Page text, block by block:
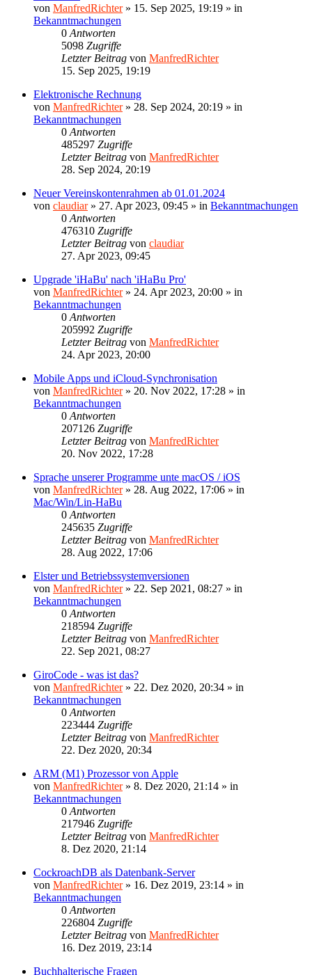
von ManfredRichter» 15. Sep 2025, 19:19 » in
Bekanntmachungen
0 Antworten
5098 Zugriffe
Letzter Beitrag von ManfredRichter
15. Sep 2025, 19:19
Elektronische Rechnung
von ManfredRichter» 28. Sep 2024, 20:19 » in
Bekanntmachungen
0 Antworten
485297 Zugriffe
Letzter Beitrag von ManfredRichter
28. Sep 2024, 20:19
Neuer Vereinskontenrahmen ab 01.01.2024
von claudiar» 27. Apr 2023, 09:45 » in Bekanntmachungen
0 Antworten
476310 Zugriffe
Letzter Beitrag von claudiar
27. Apr 2023, 09:45
Upgrade 'iHaBu' nach 'iHaBu Pro'
von ManfredRichter» 24. Apr 2023, 20:00 » in
Bekanntmachungen
0 Antworten
205992 Zugriffe
Letzter Beitrag von ManfredRichter
24. Apr 2023, 20:00
Mobile Apps und iCloud-Synchronisation
von ManfredRichter» 20. Nov 2022, 17:28 » in
Bekanntmachungen
0 Antworten
207126 Zugriffe
Letzter Beitrag von ManfredRichter
20. Nov 2022, 17:28
Sprache unserer Programme unte macOS / iOS
von ManfredRichter» 28. Aug 2022, 17:06 » in
Mac/Win/Lin-HaBu
0 Antworten
245635 Zugriffe
Letzter Beitrag von ManfredRichter
28. Aug 2022, 17:06
Elster und Betriebssystemversionen
von ManfredRichter» 22. Sep 2021, 08:27 » in
Bekanntmachungen
0 Antworten
218594 Zugriffe
Letzter Beitrag von ManfredRichter
22. Sep 2021, 08:27
GiroCode - was ist das?
von ManfredRichter» 22. Dez 2020, 20:34 » in
Bekanntmachungen
0 Antworten
223444 Zugriffe
Letzter Beitrag von ManfredRichter
22. Dez 2020, 20:34
ARM (M1) Prozessor von Apple
von ManfredRichter» 8. Dez 2020, 21:14 » in
Bekanntmachungen
0 Antworten
217946 Zugriffe
Letzter Beitrag von ManfredRichter
8. Dez 2020, 21:14
CockroachDB als Datenbank-Server
von ManfredRichter» 16. Dez 2019, 23:14 » in
Bekanntmachungen
0 Antworten
226804 Zugriffe
Letzter Beitrag von ManfredRichter
16. Dez 2019, 23:14
Buchhalterische Fragen